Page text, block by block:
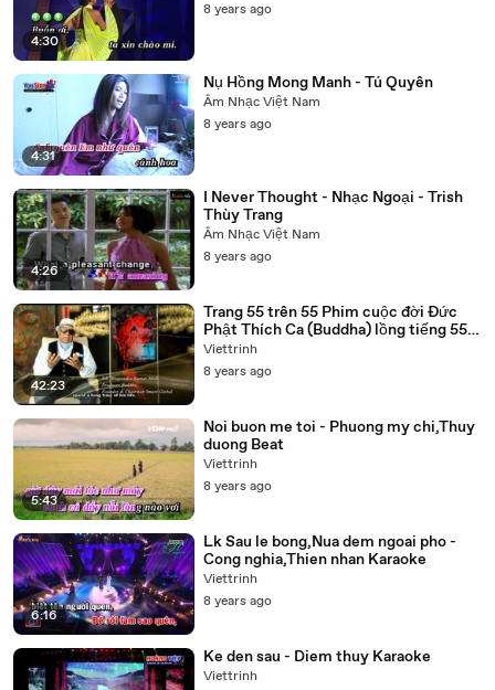
4:30
8 years ago
4:31
Nụ Hồng Mong Manh - Tú Quyên
Âm Nhạc Việt Nam
8 years ago
4:26
I Never Thought - Nhạc Ngoại - Trish
Thùy Trang
Âm Nhạc Việt Nam
8 years ago
42:23
Trang 55 trên 55 Phim cuộc đời Đức
Phật Thích Ca (Buddha) lồng tiếng 55
tập trọn bộ
Viettrinh
8 years ago
5:43
Noi buon me toi - Phuong my chi,Thuy
duong Beat
Viettrinh
8 years ago
6:16
Lk Sau le bong,Nua dem ngoai pho -
Cong nghia,Thien nhan Karaoke
Viettrinh
8 years ago
Ke den sau - Diem thuy Karaoke
Viettrinh